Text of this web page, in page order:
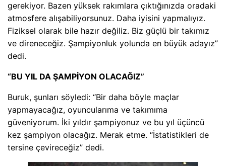
gerekiyor. Bazen yüksek rakımlara çıktığınızda oradaki
atmosfere alışabiliyorsunuz. Daha iyisini yapmalıyız.
Fiziksel olarak bile hazır değiliz. Biz güçlü bir takımız
ve direneceğiz. Şampiyonluk yolunda en büyük adayız”
dedi.
“BU YIL DA ŞAMPİYON OLACAĞIZ”
Buruk, şunları söyledi: “Bir daha böyle maçlar
yapmayacağız, oyuncularıma ve takımıma
güveniyorum. İki yıldır şampiyonuz ve bu yıl üçüncü
kez şampiyon olacağız. Merak etme. “İstatistikleri de
tersine çevireceğiz” dedi.